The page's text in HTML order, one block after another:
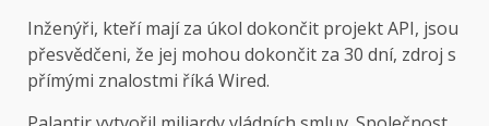
Inženýři, kteří mají za úkol dokončit projekt API, jsou
přesvědčeni, že jej mohou dokončit za 30 dní, zdroj s
přímými znalostmi říká Wired.